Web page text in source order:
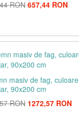
RON 657,44 RON
masiv de fag, culoare
90x200 cm
RON 1272,57 RON